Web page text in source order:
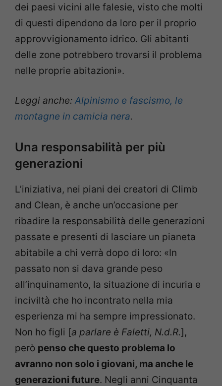
dei paesi vicini alle falesie, visto che molti
di questi dipendono da loro per il proprio
approvvigionamento idrico. Gli abitanti
delle zone potrebbero trovarsi il problema
nelle proprie abitazioni».
Leggi anche: Alpinismo e fascismo, le
montagne in camicia nera.
Una responsabilità per più
generazioni
L’iniziativa, nei piani dei creatori di Climb
and Clean, è anche un’occasione per
ribadire la responsabilità delle generazioni
passate e presenti di lasciare un pianeta
abitabile a chi verrà dopo di loro: «In
passato non si dava grande peso
all’inquinamento, la situazione di incuria e
inciviltà che ho incontrato nella mia
esperienza mi ha sempre impressionato.
Non ho figli [a parlare è Faletti, N.d.R.],
però penso che questo problema lo
avranno non solo i giovani, ma anche le
generazioni future. Negli anni Cinquanta